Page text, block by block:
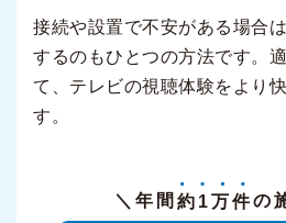
接続や設置で不安がある場合
するのもひとつの方法です。
て、テレビの視聴体験をより
す。
＼年間 約1万件の